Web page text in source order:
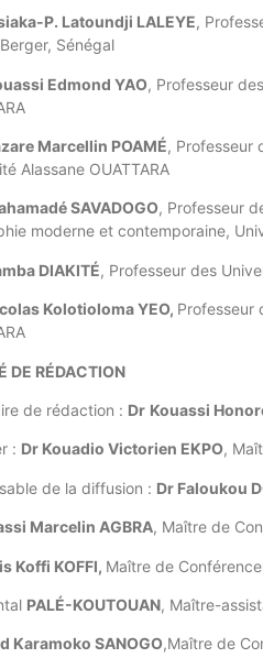
P. Latoundji LALEYE,
Sénégal
Edmond YAO, Professeur
Marcellin POAMÉ, Professeur
Alassane OUATTARA
SAVADOGO, Professeur
moderne et contemporaine,
DIAKITÉ, Professeur des
Kolotioloma YEO, Professeur
DE RÉDACTION
de rédaction : Dr Kouassi
: Dr Kouadio Victorien EKPO,
de la diffusion : Dr Faloukou
Marcelin AGBRA, Maître de
Koffi KOFFI, Maître de
PALÉ-KOUTOUAN, Maître-
Karamoko SANOGO,Maître de